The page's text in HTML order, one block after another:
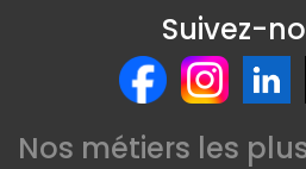
Suivez-
Nos métiers les